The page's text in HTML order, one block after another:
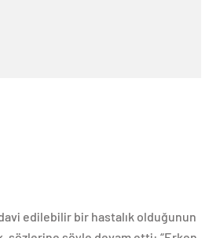
edilebilir bir hastalık olduğunun